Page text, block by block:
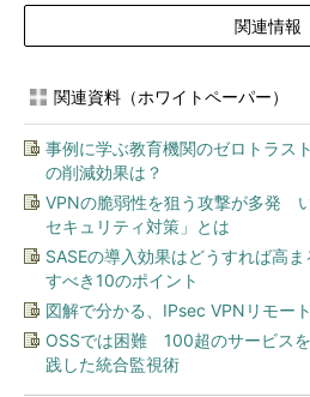
関連情報
関連資料（ホワイトペーパー）
事例に学ぶ教育機関のゼロトラス
の削減効果は？
VPNの脆弱性を狙う攻撃が多発
セキュリティ対策」とは
SASEの導入効果はどうすれば高
すべき10のポイント
図解で分かる、IPsec VPNリモー
OSSでは困難 100超のサービス
践した統合監視術